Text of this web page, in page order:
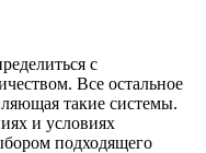
с
Все остальное
такие системы.
и условиях
подходящего